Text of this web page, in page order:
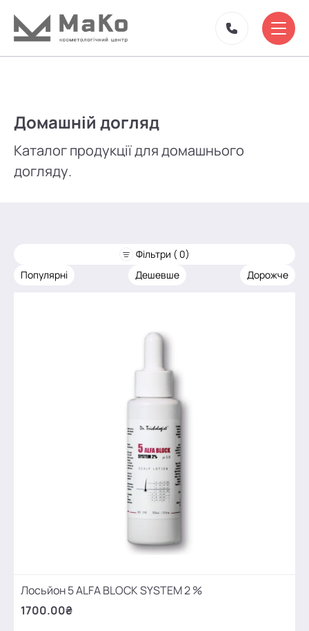
Домашній догляд
Каталог продукції для домашнього
догляду.
Фільтри ( 0)
Популярні
Дешевше Дорожче
Лосьйон 5 ALFA BLOCK SYSTEM 2 %
1700.00₴